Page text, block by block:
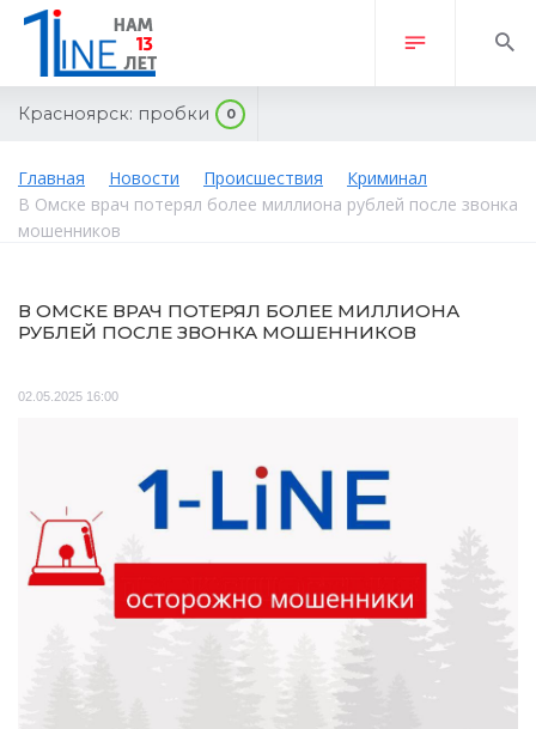
Красноярск: пробки 0
Главная Новости Происшествия
Криминал
В Омске врач потерял более миллиона рублей после звонка
мошенников
В ОМСКЕ ВРАЧ ПОТЕРЯЛ БОЛЕЕ МИЛЛИОНА
РУБЛЕЙ ПОСЛЕ ЗВОНКА МОШЕННИКОВ
02.05.2025 16:00